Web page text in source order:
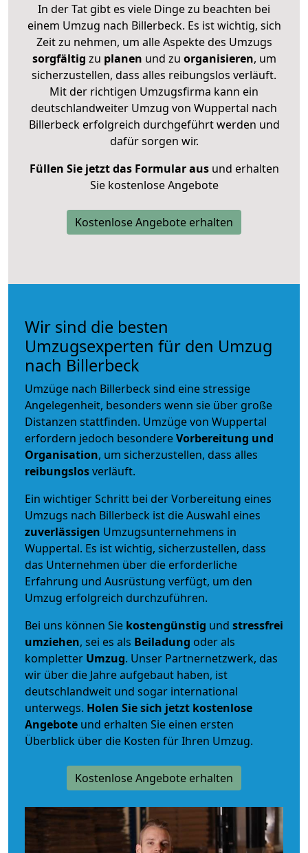
In der Tat gibt es viele Dinge zu beachten bei
einem Umzug nach Billerbeck. Es ist wichtig, sich
Zeit zu nehmen, um alle Aspekte des Umzugs
sorgfältig zu planen und zu organisieren, um
sicherzustellen, dass alles reibungslos verläuft.
Mit der richtigen Umzugsfirma kann ein
deutschlandweiter Umzug von Wuppertal nach
Billerbeck erfolgreich durchgeführt werden und
dafür sorgen wir.
Füllen Sie jetzt das Formular ausund erhalten
Sie kostenlose Angebote
Kostenlose Angebote erhalten
Wir sind die besten
Umzugsexperten für den Umzug
nach Billerbeck
Umzüge nach Billerbeck sind eine stressige
Angelegenheit, besonders wenn sie über große
Distanzen stattfinden. Umzüge von Wuppertal
erfordern jedoch besondereVorbereitung und
Organisation, um sicherzustellen, dass alles
reibungslosverläuft.
Ein wichtiger Schritt bei der Vorbereitung eines
Umzugs nach Billerbeck ist die Auswahl eines
zuverlässigen Umzugsunternehmens in
Wuppertal. Es ist wichtig, sicherzustellen, dass
das Unternehmen über die erforderliche
Erfahrung und Ausrüstung verfügt, um den
Umzug erfolgreich durchzuführen.
Bei uns können Sie kostengünstig und stressfrei
umziehen, sei es als Beiladung oder als
kompletter Umzug. Unser Partnernetzwerk, das
wir über die Jahre aufgebaut haben, ist
deutschlandweit und sogar international
unterwegs. Holen Sie sich jetzt kostenlose
Angebote und erhalten Sie einen ersten
Überblick über die Kosten für Ihren Umzug.
Kostenlose Angebote erhalten